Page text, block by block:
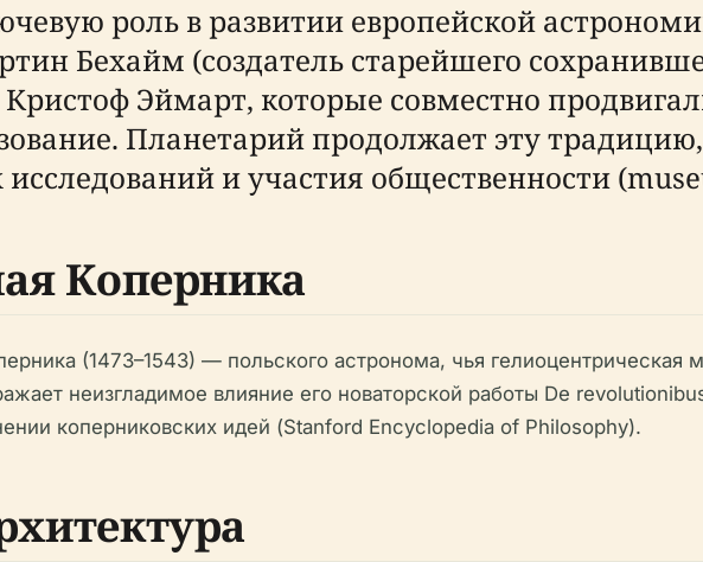
роль в развитии европейской
Бехайм (создатель старейшего
Эймарт, которые совместно
Планетарий продолжает эту
и участия общественности
Коперника
(1473–1543) — польского астронома, чья
неизгладимое влияние его новаторской работы De
коперниковских идей (Stanford Encyclopedia of Philosophy).